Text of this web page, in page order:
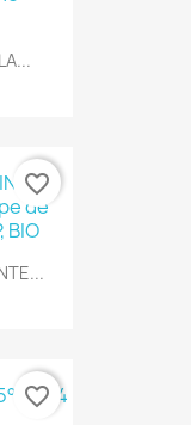
favorite_border
favorite_border